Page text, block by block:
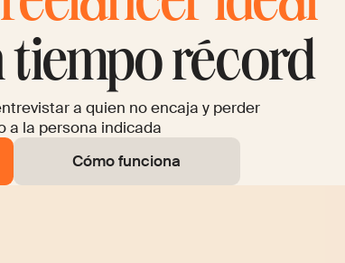
tiempo récord
a quien no encaja y perder
a la persona indicada
Cómo funciona